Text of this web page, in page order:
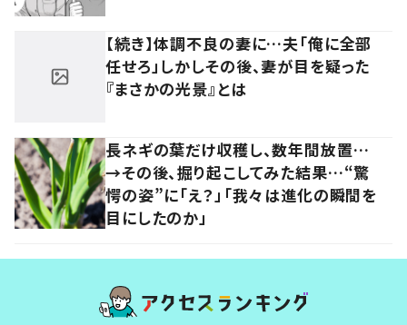
【続き】体調不良の妻に…夫「俺に全部
任せろ」しかしその後、妻が目を疑った
『まさかの光景』とは
長ネギの葉だけ収穫し、数年間放置…
→その後、掘り起こしてみた結果…“驚
愕の姿”に「え？」「我々は進化の瞬間を
目にしたのか」